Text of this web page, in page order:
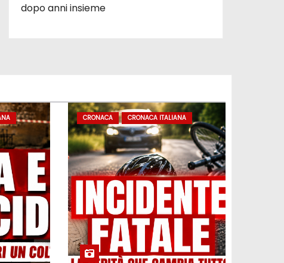
dopo anni insieme
CRONACA CRONACA ITALIANA